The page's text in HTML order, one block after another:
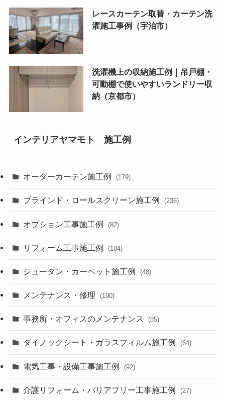
レースカーテン取替・カーテン洗
濯施工事例（宇治市）
洗濯機上の収納施工例｜吊戸棚・
可動棚で使いやすいランドリー収
納（京都市）
インテリアヤマモト 施工例
オーダーカーテン施工例 (179)
ブラインド・ロールスクリーン施工例 (236)
オプション工事施工例 (82)
リフォーム工事施工例 (184)
ジュータン・カーペット施工例 (48)
メンテナンス・修理 (190)
事務所・オフィスのメンテナンス (85)
ダイノックシート・ガラスフィルム施工例 (64)
電気工事・設備工事施工例 (92)
介護リフォーム・バリアフリー工事施工例 (27)